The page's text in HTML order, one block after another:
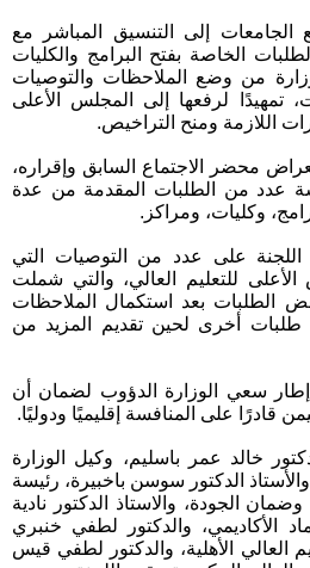
الجامعات إلى التنسيق المباشر مع
الخاصة بفتح البرامج والكليات
من وضع الملاحظات والتوصيات
تمهيدًا لرفعها إلى المجلس الأعلى
اللازمة ومنح التراخيص.
محضر الاجتماع السابق وإقراره،
عدد من الطلبات المقدمة من عدة
وكليات، ومراكز.
اللجنة على عدد من التوصيات التي
للتعليم العالي، والتي شملت
الطلبات بعد استكمال الملاحظات
طلبات أخرى لحين تقديم المزيد من
سعي الوزارة الدؤوب لضمان أن
قادرًا على المنافسة إقليميًا ودوليًا.
خالد عمر باسليم، وكيل الوزارة
الدكتور سوسن باخبيرة، رئيسة
الجودة، والاستاذ الدكتور نادية
الأكاديمي، والدكتور لطفي خنبري
العالي الأهلية، والدكتور لطفي قيس